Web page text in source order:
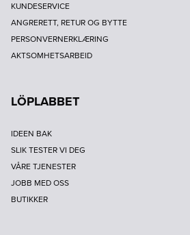
KUNDESERVICE
ANGRERETT, RETUR OG BYTTE
PERSONVERNERKLÆRING
AKTSOMHETSARBEID
LÖPLABBET
IDEEN BAK
SLIK TESTER VI DEG
VÅRE TJENESTER
JOBB MED OSS
BUTIKKER